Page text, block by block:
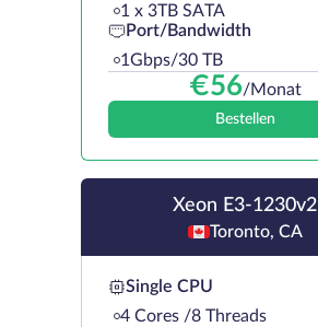
1 х 3TB SATA
Port/Bandwidth
1Gbps/30 TB
€56/Monat
Bestellen
Xeon E3-1230v2
Toronto, CA
Single CPU
4 Cores /8 Threads